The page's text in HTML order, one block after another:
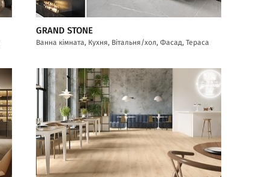
GRAND STONE
Ванна кімната, Кухня, Вітальня/хол, Фасад, Тераса